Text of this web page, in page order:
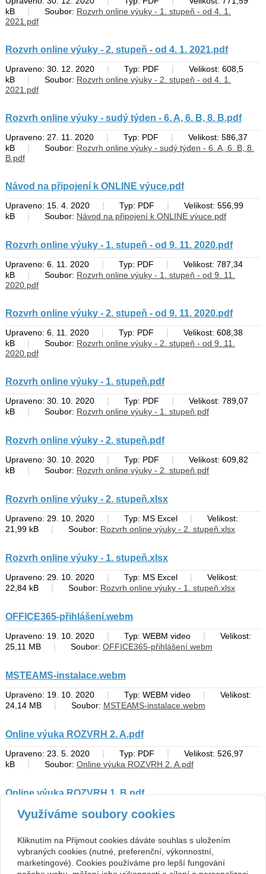
kB
Soubor: Rozvrh online výuky - 1. stupeň - od 4. 1.
2021.pdf
Rozvrh online výuky - 2. stupeň - od 4. 1. 2021.pdf
Upraveno: 30. 12. 2020 Typ: PDF
Velikost: 608,5
kB
Soubor: Rozvrh online výuky - 2. stupeň - od 4. 1.
2021.pdf
Rozvrh online výuky - sudý týden - 6. A, 6. B, 8. B.pdf
Upraveno: 27. 11. 2020 Typ: PDF
Velikost: 586,37
kB
Soubor: Rozvrh online výuky - sudý týden - 6. A, 6. B, 8.
B.pdf
Návod na připojení k ONLINE výuce.pdf
Upraveno: 15. 4. 2020 Typ: PDF
Velikost: 556,99
kB
Soubor: Návod na připojení k ONLINE výuce.pdf
Rozvrh online výuky - 1. stupeň - od 9. 11. 2020.pdf
Upraveno: 6. 11. 2020 Typ: PDF
Velikost: 787,34
kB
Soubor: Rozvrh online výuky - 1. stupeň - od 9. 11.
2020.pdf
Rozvrh online výuky - 2. stupeň - od 9. 11. 2020.pdf
Upraveno: 6. 11. 2020 Typ: PDF
Velikost: 608,38
kB
Soubor: Rozvrh online výuky - 2. stupeň - od 9. 11.
2020.pdf
Rozvrh online výuky - 1. stupeň.pdf
Upraveno: 30. 10. 2020 Typ: PDF
Velikost: 789,07
kB
Soubor: Rozvrh online výuky - 1. stupeň.pdf
Rozvrh online výuky - 2. stupeň.pdf
Upraveno: 30. 10. 2020 Typ: PDF
Velikost: 609,82
kB
Soubor: Rozvrh online výuky - 2. stupeň.pdf
Rozvrh online výuky - 2. stupeň.xlsx
Upraveno: 29. 10. 2020 Typ: MS Excel
Velikost:
21,99 kB
Soubor: Rozvrh online výuky - 2. stupeň.xlsx
Rozvrh online výuky - 1. stupeň.xlsx
Upraveno: 29. 10. 2020 Typ: MS Excel
Velikost:
22,84 kB
Soubor: Rozvrh online výuky - 1. stupeň.xlsx
OFFICE365-přihlášení.webm
Upraveno: 19. 10. 2020 Typ: WEBM video
Velikost:
25,11 MB
Soubor: OFFICE365-přihlášení.webm
MSTEAMS-instalace.webm
Upraveno: 19. 10. 2020 Typ: WEBM video
Velikost:
24,14 MB
Soubor: MSTEAMS-instalace.webm
Online výuka ROZVRH 2. A.pdf
Upraveno: 23. 5. 2020 Typ: PDF
Velikost: 526,97
kB
Soubor: Online výuka ROZVRH 2. A.pdf
Online výuka ROZVRH 1. B.pdf
Upraveno: 17. 4. 2020 | Typ: PDF |
| Online výuka ROZVRH 1. B.pdf
zpět
Kontakt
Využíváme soubory cookies
Kliknutím na Přijmout cookies dáváte souhlas s uložením
vybraných cookies (nutné, preferenční, výkonnostní,
marketingové). Cookies používáme pro lepší fungování